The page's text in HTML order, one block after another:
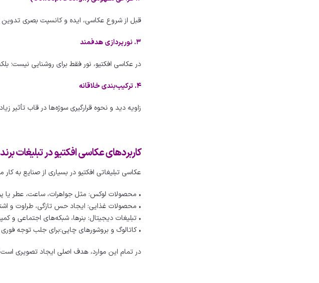
قبل از شروع عکاسی، ایده و کانسپت بصری
۳. نورپردازی هدفمند
در عکاسی افکتیو، نور فقط برای روشنایی نیست؛
۴. ترکیب‌بندی خلاقانه
زاویه دید و نحوه قرارگیری سوژه‌ها در قاب تأثیر
کاربردهای عکاسی افکتیو در تبلیغات
عکاسی تبلیغاتی افکتیو در بسیاری از صنایع به کار
• محصولات لوکس: مثل جواهرات، ساعت، عطر یا
• محصولات غذایی: ایجاد حس تازگی، طراوت و
• تبلیغات دیجیتال: بنرها، شبکه‌های اجتماعی و
• کاتالوگ و بروشورهای چاپی:برای جلب توجه
در تمام این موارد، هدف اصلی ایجاد تصویری است